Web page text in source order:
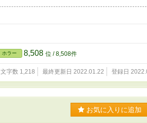
ホラー 8,508 位 / 8,508件
文字数 1,218 最終更新日 2022.01.22 登録日
お気に入りに追加